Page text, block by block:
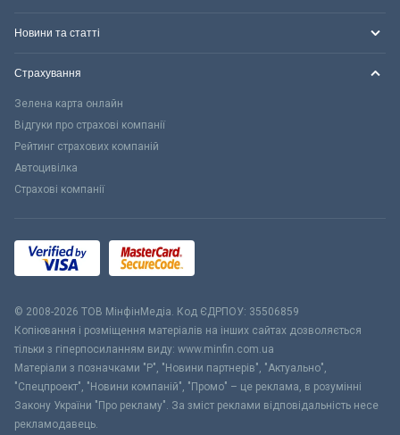
Новини та статті
Страхування
Зелена карта онлайн
Відгуки про страхові компанії
Рейтинг страхових компаній
Автоцивілка
Страхові компанії
© 2008-2026 ТОВ МiнфiнМедiа. Код ЄДРПОУ: 35506859
Копіювання і розміщення матеріалів на інших сайтах дозволяється
тільки з гіперпосиланням виду: www.minfin.com.ua
Матеріали з позначками "Р", "Новини партнерів", "Актуально",
"Спецпроект", "Новини компаній", "Промо" – це реклама, в розумінні
Закону України "Про рекламу". За зміст реклами відповідальність несе
рекламодавець.